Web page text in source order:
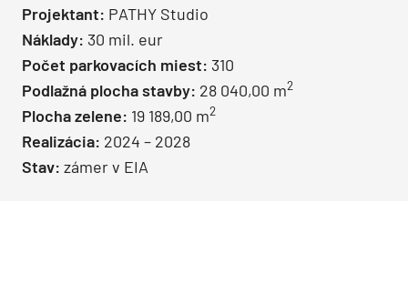
Projektant: PATHY Studio
Náklady: 30 mil. eur
Počet parkovacích miest: 310
Podlažná plocha stavby: 28 040,00 m2
Plocha zelene: 19 189,00 m2
Realizácia: 2024 – 2028
Stav: zámer v EIA